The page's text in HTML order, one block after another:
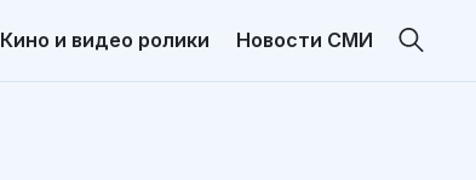
Кино и видео ролики Новости СМИ